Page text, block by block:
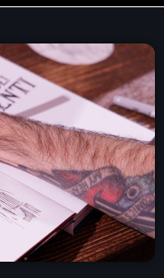
keyboard_arrow_down